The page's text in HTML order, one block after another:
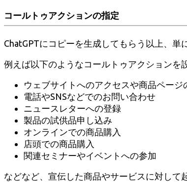
コールトゥアクションの指定
ChatGPTにコピーを生成してもらう以上、単
例えば以下のようなコールトゥアクションを
ウェブサイトへのアクセスや商品ページ
電話やSNSなどでのお問い合わせ
ニュースレターへの登録
製品の試供品申し込み
オンラインでの商品購入
店頭での商品購入
関連セミナーやイベントへの参加
などなど、宣伝した商品やサービスに対して